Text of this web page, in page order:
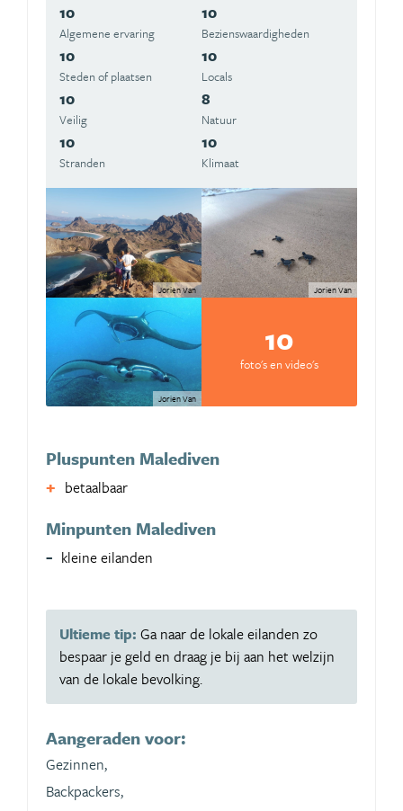
10
Algemene ervaring
10
Beziens­waardigheden
10
Steden of plaatsen
10
Locals
10
Veilig
8
Natuur
10
Stranden
10
Klimaat
Jorien Van Jorien Van
Jorien Van
10
foto's en video's
Pluspunten Malediven
betaalbaar
Minpunten Malediven
kleine eilanden
Ultieme tip: Ga naar de lokale eilanden zo
bespaar je geld en draag je bij aan het welzijn
van de lokale bevolking.
Aangeraden voor:
Gezinnen,
Backpackers,